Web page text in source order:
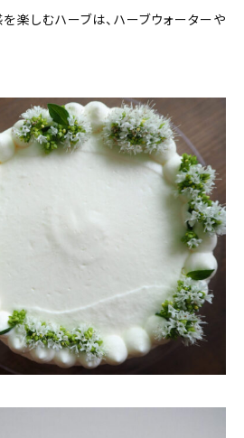
楽しむハーブは、ハーブウォーターや